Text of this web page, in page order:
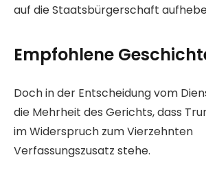
auf die Staatsbürgerschaft
Empfohlene
L
i
s
t
E
n
d
e
Doch in der Entscheidung vom
die Mehrheit des Gerichts, dass
im Widerspruch zum Vierzehnten
Verfassungszusatz stehe.